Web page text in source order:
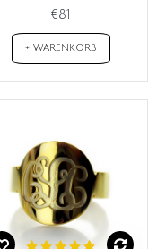
€81
+ WARENKORB